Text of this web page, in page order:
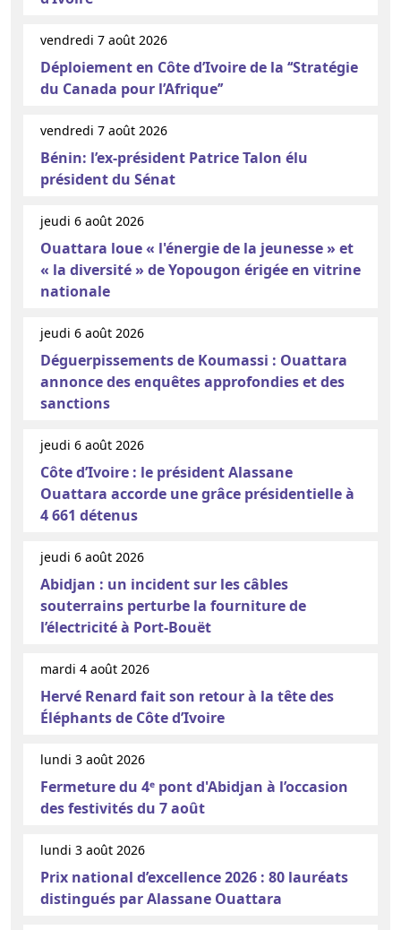
vendredi 7 août 2026
Déploiement en Côte d’Ivoire de la ‘‘Stratégie
du Canada pour l’Afrique’’
vendredi 7 août 2026
Bénin: l’ex-président Patrice Talon élu
président du Sénat
jeudi 6 août 2026
Ouattara loue « l'énergie de la jeunesse » et
« la diversité » de Yopougon érigée en vitrine
nationale
jeudi 6 août 2026
Déguerpissements de Koumassi : Ouattara
annonce des enquêtes approfondies et des
sanctions
jeudi 6 août 2026
Côte d’Ivoire : le président Alassane
Ouattara accorde une grâce présidentielle à
4 661 détenus
jeudi 6 août 2026
Abidjan : un incident sur les câbles
souterrains perturbe la fourniture de
l’électricité à Port-Bouët
mardi 4 août 2026
Hervé Renard fait son retour à la tête des
Éléphants de Côte d’Ivoire
lundi 3 août 2026
Fermeture du 4ᵉ pont d'Abidjan à l’occasion
des festivités du 7 août
lundi 3 août 2026
Prix national d’excellence 2026 : 80 lauréats
distingués par Alassane Ouattara